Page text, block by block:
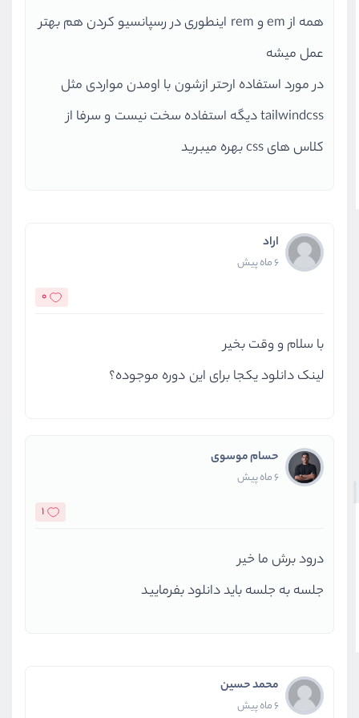
بسیار زیادی کند.
در این بخش به شما یاد میدهیم که چطور تنها با استفاده از
CSS انمیشن بسازید و در صفحه وب خود از آن استفاده کنید
و... .
با بخش‌های و قسمت‌های آن به شکل کامل آشنا شوید.
هدف ما در این دوره آموزشی این است که به شما مقدمات
قدم‌هایی‌ست که برای یادگیری تکنولوژی‌های حوزه وب نیاز
است تا آن را یاد بگیرید. دلیل اینکه این دوره را نیز به صورت
رایگان منتشر کرده‌ایم این است که همه شانس ورود به
همه از em و rem اینطوری در رسپانسیو کردن هم بهتر
عمل میشه
در مورد استفاده ارحتر ازشون با اومدن مواردی مثل
tailwindcss دیگه استفاده سخت نیست و سرفا از
کلاس های css بهره میبرید
اراد
6 ماه پیش
0
با سلام و وقت بخیر
لینک دانلود یکجا برای این دوره موجوده؟
حسام موسوی
6 ماه پیش
1
درود برش ما خیر
جلسه به جلسه باید دانلود بفرمایید
محمد حسین
6 ماه پیش